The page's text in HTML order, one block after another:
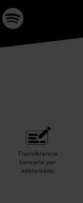
Transferencia
bancaria por
adelantado